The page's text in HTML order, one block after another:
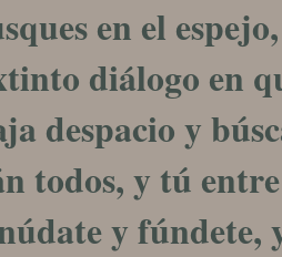
en el espejo,
diálogo en
despacio y
todos, y tú
y fúndete,